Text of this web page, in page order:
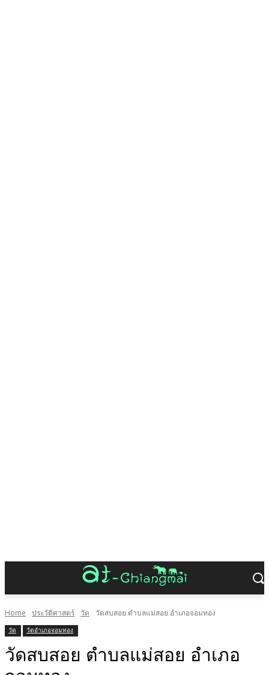
Home ประวัติศาสตร์ วัด วัดสบสอย ตำบลแม่สอย อำเภอจอมทอง
วัด วัดอำเภอจอมทอง
วัดสบสอย ตำบลแม่สอย อำเภอ